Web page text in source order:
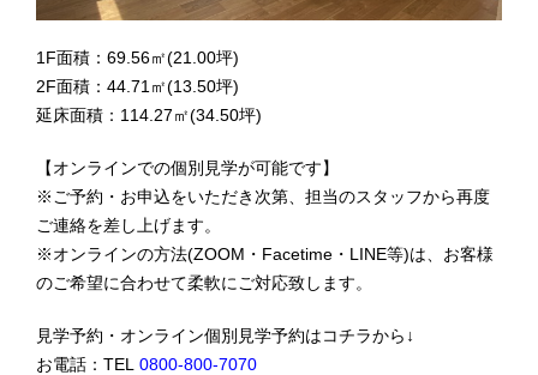
1F面積：69.56㎡(21.00坪)
2F面積：44.71㎡(13.50坪)
延床面積：114.27㎡(34.50坪)
【オンラインでの個別見学が可能です】
※ご予約・お申込をいただき次第、担当のスタッフから再度
ご連絡を差し上げます。
※オンラインの方法(ZOOM・Facetime・LINE等)は、お客様
のご希望に合わせて柔軟にご対応致します。
見学予約・オンライン個別見学予約はコチラから↓
お電話：TEL0800-800-7070